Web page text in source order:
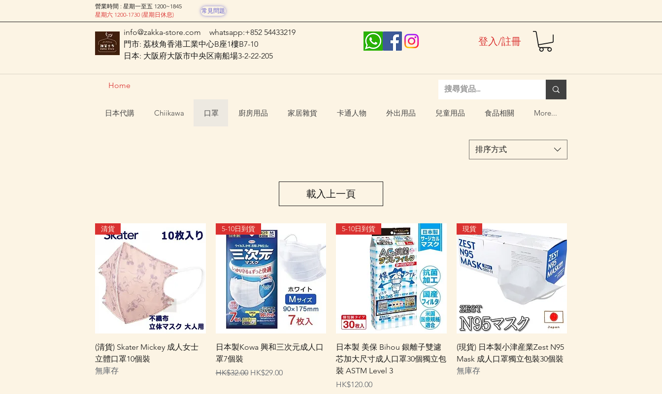
營業時間 : 星期一至五 1200~1845
星期六 1200-1730 (星期日休息)
常見問題
info@zakka-store.com
whatsapp:+852 54433219
門市: 荔枝角香港工業中心B座1樓B7-10
日本: 大阪府大阪市中央区南船場3-2-22-205
登入/註冊
Home
日本代購 Chiikawa 口罩 廚房用品 家居雜貨 卡通人物 外出用品 兒童用品 食品相關 More...
排序方式
載入上一頁
快速瀏覽
清貨
(清貨) Skater Mickey 成人女士
立體口罩10個裝
無庫存
快速瀏覽
5-10日到貨
日本製Kowa 興和三次元成人口
罩7個裝
一般價格
HK$32.00 促銷價格
HK$29.00
快速瀏覽
5-10日到貨
日本製 美保 Bihou 銀離子雙濾
芯加大尺寸成人口罩30個獨立包
裝 ASTM Level 3
價格
HK$120.00
快速瀏覽
現貨
(現貨) 日本製小津産業Zest N95
Mask 成人口罩獨立包裝30個裝
無庫存